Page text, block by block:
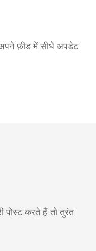
फ़ीड में सीधे अपडेट
पोस्ट करते हैं तो तुरंत